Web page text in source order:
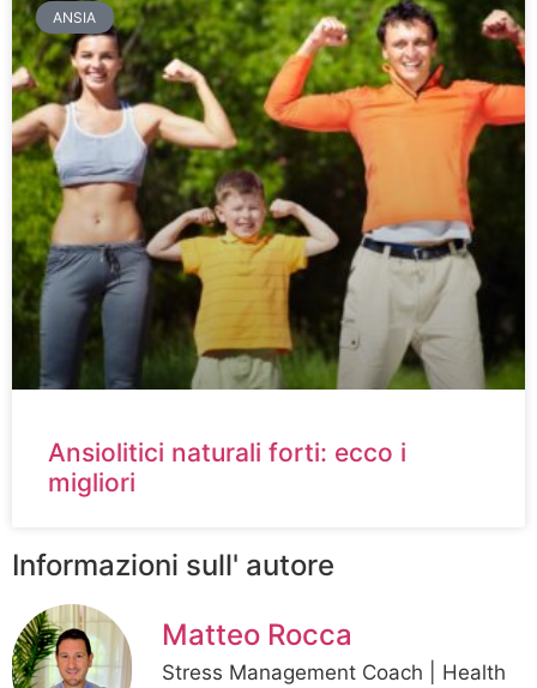
ANSIA
Ansiolitici naturali forti: ecco i
migliori
Informazioni sull' autore
Matteo Rocca
Stress Management Coach | Health